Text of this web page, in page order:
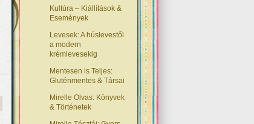
Kultúra – Kiállítások &
Események
Levesek: A húslevestől
a modern
krémlevesekig
Mentesen is Teljes:
Gluténmentes & Társai
Mirelle Olvas: Könyvek
& Történetek